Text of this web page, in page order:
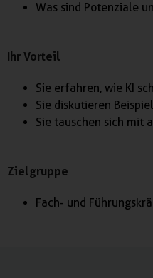
Was sind Potenziale
Ihr Vorteil
Sie erfahren, wie KI
Sie diskutieren
Sie tauschen sich mit
Zielgruppe
Fach- und